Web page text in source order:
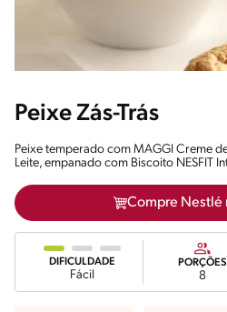
Peixe Zás-Trás
Peixe temperado com MAGGI Creme
Leite, empanado com Biscoito NESFIT
Compre Nestlé
DIFICULDADE
Fácil
PORÇÕES
8